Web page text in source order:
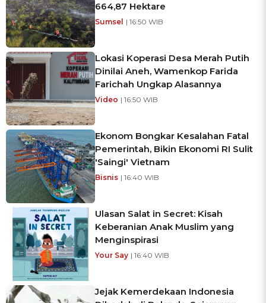
664,87 Hektare
Sumsel | 16:50 WIB
Lokasi Koperasi Desa Merah Putih
Dinilai Aneh, Wamenkop Farida
Farichah Ungkap Alasannya
Video | 16:50 WIB
Ekonom Bongkar Kesalahan Fatal
Pemerintah, Bikin Ekonomi RI Sulit
'Saingi' Vietnam
Bisnis | 16:40 WIB
Ulasan Salat in Secret: Kisah
Keberanian Anak Muslim yang
Menginspirasi
Your Say | 16:40 WIB
Jejak Kemerdekaan Indonesia